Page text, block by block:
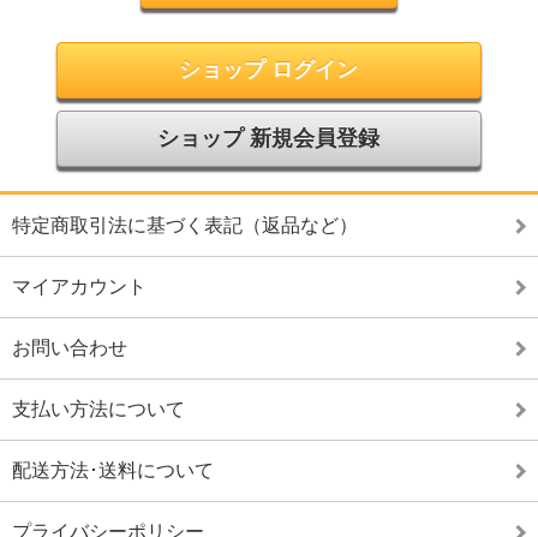
ショップ ログイン
ショップ 新規会員登録
特定商取引法に基づく表記（返品など）
マイアカウント
お問い合わせ
支払い方法について
配送方法･送料について
プライバシーポリシー